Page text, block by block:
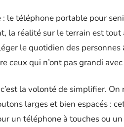
: le téléphone portable pour
la réalité sur le terrain est
le quotidien des personnes
ceux qui n’ont pas grandi
la volonté de simplifier.
larges et bien espacés :
un téléphone à touches ou